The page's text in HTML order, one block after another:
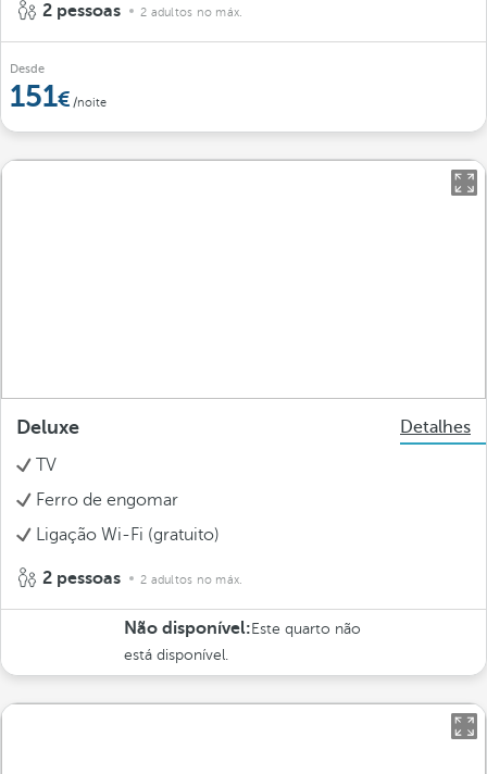
2 pessoas 2 adultos no máx.
Desde
151 /noite
Deluxe
Detalhes
TV
Ferro de engomar
Ligação Wi-Fi (gratuito)
2 pessoas 2 adultos no máx.
Não disponível: Este quarto não
está disponível.